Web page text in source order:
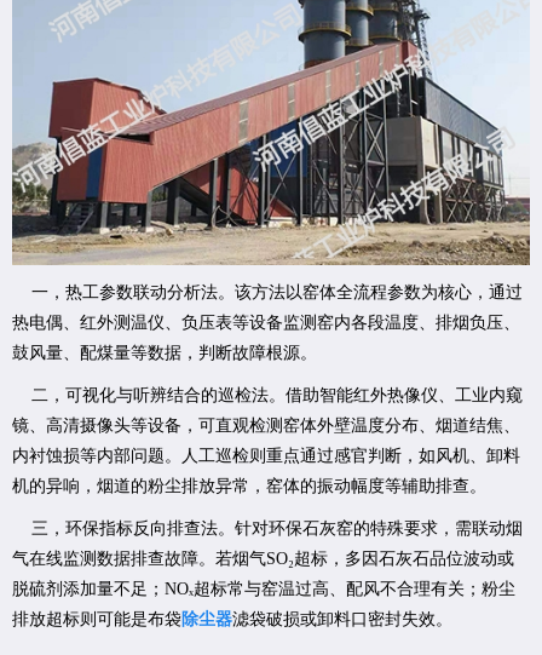
一，热工参数联动分析法。该方法以窑体全流程参数为核心，通过
热电偶、红外测温仪、负压表等设备监测窑内各段温度、排烟负压、
鼓风量、配煤量等数据，判断故障根源。
二，可视化与听辨结合的巡检法。借助智能红外热像仪、工业内窥
镜、高清摄像头等设备，可直观检测窑体外壁温度分布、烟道结焦、
内衬蚀损等内部问题。人工巡检则重点通过感官判断，如风机、卸料
机的异响，烟道的粉尘排放异常，窑体的振动幅度等辅助排查。
三，环保指标反向排查法。针对环保石灰窑的特殊要求，需联动烟
气在线监测数据排查故障。若烟气SO₂超标，多因石灰石品位波动或
脱硫剂添加量不足；NOₓ超标常与窑温过高、配风不合理有关；粉尘
排放超标则可能是布袋除尘器滤袋破损或卸料口密封失效。